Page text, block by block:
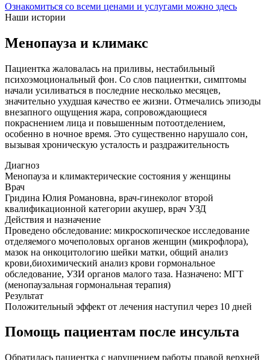
Ознакомиться со всеми ценами и услугами можно здесь
Наши истории
Менопауза и климакс
Пациентка жаловалась на приливы, нестабильный
психоэмоциональный фон. Со слов пациентки, симптомы
начали усиливаться в последние несколько месяцев,
значительно ухудшая качество ее жизни. Отмечались эпизоды
внезапного ощущения жара, сопровождающиеся
покраснением лица и повышенным потоотделением,
особенно в ночное время. Это существенно нарушало сон,
вызывая хроническую усталость и раздражительность
Диагноз
Менопауза и климактерические состояния у женщины
Врач
Гридина Юлия Романовна, врач-гинеколог второй
квалификационной категории акушер, врач УЗД
Действия и назначение
Проведено обследование: микроскопическое исследование
отделяемого мочеполовых органов женщин (микрофлора),
мазок на онкоцитологию шейки матки, общий анализ
крови,биохимический анализ крови гормональное
обследование, УЗИ органов малого таза. Назначено: МГТ
(менопаузальная гормональная терапия)
Результат
Положительный эффект от лечения наступил через 10 дней
Помощь пациентам после инсульта
Обратилась пациентка с нарушением работы правой верхней